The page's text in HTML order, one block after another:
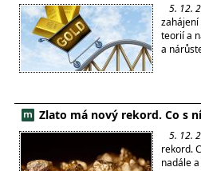
5. 12.
zahájení
teorií a
a
Zlato má nový rekord. Co s
5. 12.
rekord.
nadále